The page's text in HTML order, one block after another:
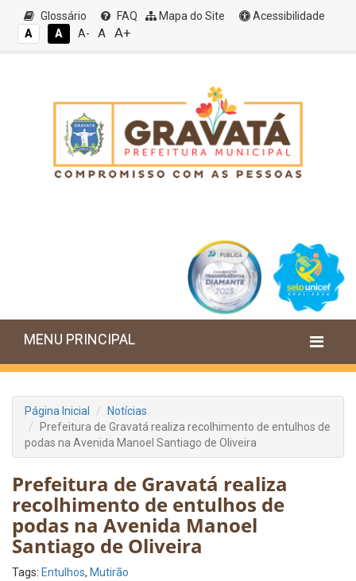
Glossário FAQ Mapa do Site
Acessibilidade
A
A A- A A+
MENU PRINCIPAL
Página Inicial
Notícias
Prefeitura de Gravatá realiza recolhimento de entulhos de
podas na Avenida Manoel Santiago de Oliveira
Prefeitura de Gravatá realiza
recolhimento de entulhos de
podas na Avenida Manoel
Santiago de Oliveira
Tags: Entulhos, Mutirão